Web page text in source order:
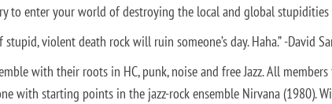
to enter your world of destroying the local and global stupidities
violent death rock will ruin someone’s day. Haha.” -David
with their roots in HC, punk, noise and free Jazz. All
with starting points in the jazz-rock ensemble Nirvana (1980).